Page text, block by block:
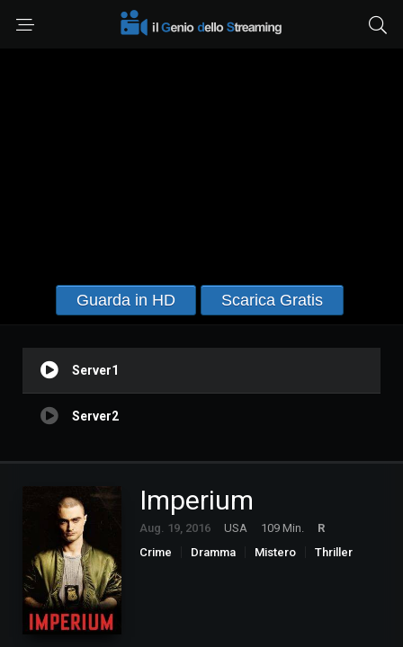
Guarda in HD Scarica Gratis
Server1
Server2
Imperium
Aug. 19, 2016 USA 109 Min.
R
Crime
Dramma Mistero Thriller